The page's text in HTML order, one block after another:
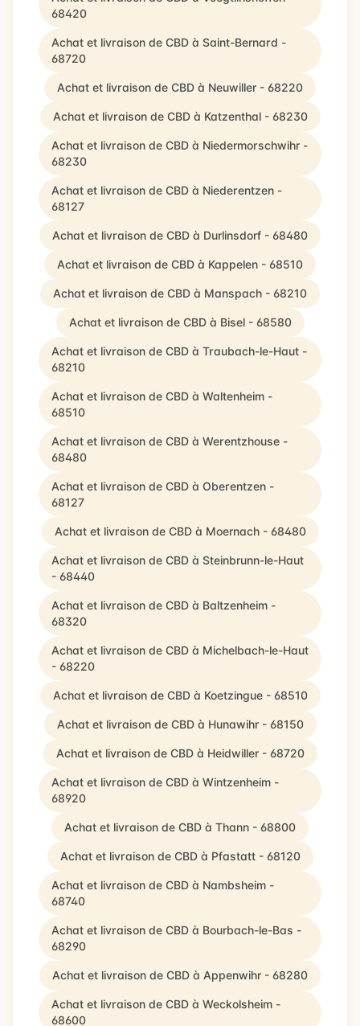
68420
Achat et livraison de CBD à Saint-Bernard -
68720
Achat et livraison de CBD à Neuwiller - 68220
Achat et livraison de CBD à Katzenthal - 68230
Achat et livraison de CBD à Niedermorschwihr -
68230
Achat et livraison de CBD à Niederentzen -
68127
Achat et livraison de CBD à Durlinsdorf - 68480
Achat et livraison de CBD à Kappelen - 68510
Achat et livraison de CBD à Manspach - 68210
Achat et livraison de CBD à Bisel - 68580
Achat et livraison de CBD à Traubach-le-Haut -
68210
Achat et livraison de CBD à Waltenheim -
68510
Achat et livraison de CBD à Werentzhouse -
68480
Achat et livraison de CBD à Oberentzen -
68127
Achat et livraison de CBD à Moernach - 68480
Achat et livraison de CBD à Steinbrunn-le-Haut
- 68440
Achat et livraison de CBD à Baltzenheim -
68320
Achat et livraison de CBD à Michelbach-le-Haut
- 68220
Achat et livraison de CBD à Koetzingue - 68510
Achat et livraison de CBD à Hunawihr - 68150
Achat et livraison de CBD à Heidwiller - 68720
Achat et livraison de CBD à Wintzenheim -
68920
Achat et livraison de CBD à Thann - 68800
Achat et livraison de CBD à Pfastatt - 68120
Achat et livraison de CBD à Nambsheim -
68740
Achat et livraison de CBD à Bourbach-le-Bas -
68290
Achat et livraison de CBD à Appenwihr - 68280
Achat et livraison de CBD à Weckolsheim -
68600